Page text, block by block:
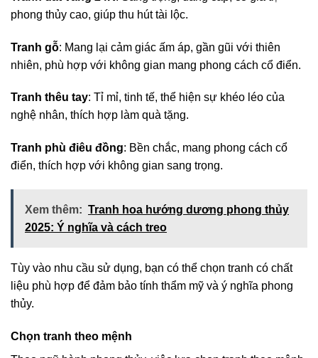
phong thủy cao, giúp thu hút tài lộc.
Tranh gỗ: Mang lại cảm giác ấm áp, gần gũi với thiên
nhiên, phù hợp với không gian mang phong cách cổ điển.
Tranh thêu tay: Tỉ mỉ, tinh tế, thể hiện sự khéo léo của
nghệ nhân, thích hợp làm quà tặng.
Tranh phù điêu đồng: Bền chắc, mang phong cách cổ
điển, thích hợp với không gian sang trọng.
Xem thêm: Tranh hoa hướng dương phong thủy
2025: Ý nghĩa và cách treo
Tùy vào nhu cầu sử dụng, bạn có thể chọn tranh có chất
liệu phù hợp để đảm bảo tính thẩm mỹ và ý nghĩa phong
thủy.
Chọn tranh theo mệnh